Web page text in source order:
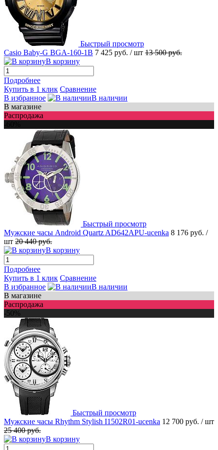
Быстрый просмотр
Casio Baby-G BGA-160-1B 7 425 руб. / шт 13 500 руб.
В корзину
Подробнее
Купить в 1 клик Сравнение
В избранное
В наличии
В магазине
Распродажа
Быстрый просмотр
Мужские часы Android Quartz AD642APU-ucenka 8 176 руб. /
шт 20 440 руб.
В корзину
Подробнее
Купить в 1 клик Сравнение
В избранное
В наличии
В магазине
Распродажа
-50%
Быстрый просмотр
Мужские часы Rhythm Stylish I1502R01-ucenka 12 700 руб. / шт
25 400 руб.
В корзину